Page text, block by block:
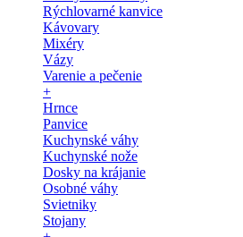
Rýchlovarné kanvice
Kávovary
Mixéry
Vázy
Varenie a pečenie
+
Hrnce
Panvice
Kuchynské váhy
Kuchynské nože
Dosky na krájanie
Osobné váhy
Svietniky
Stojany